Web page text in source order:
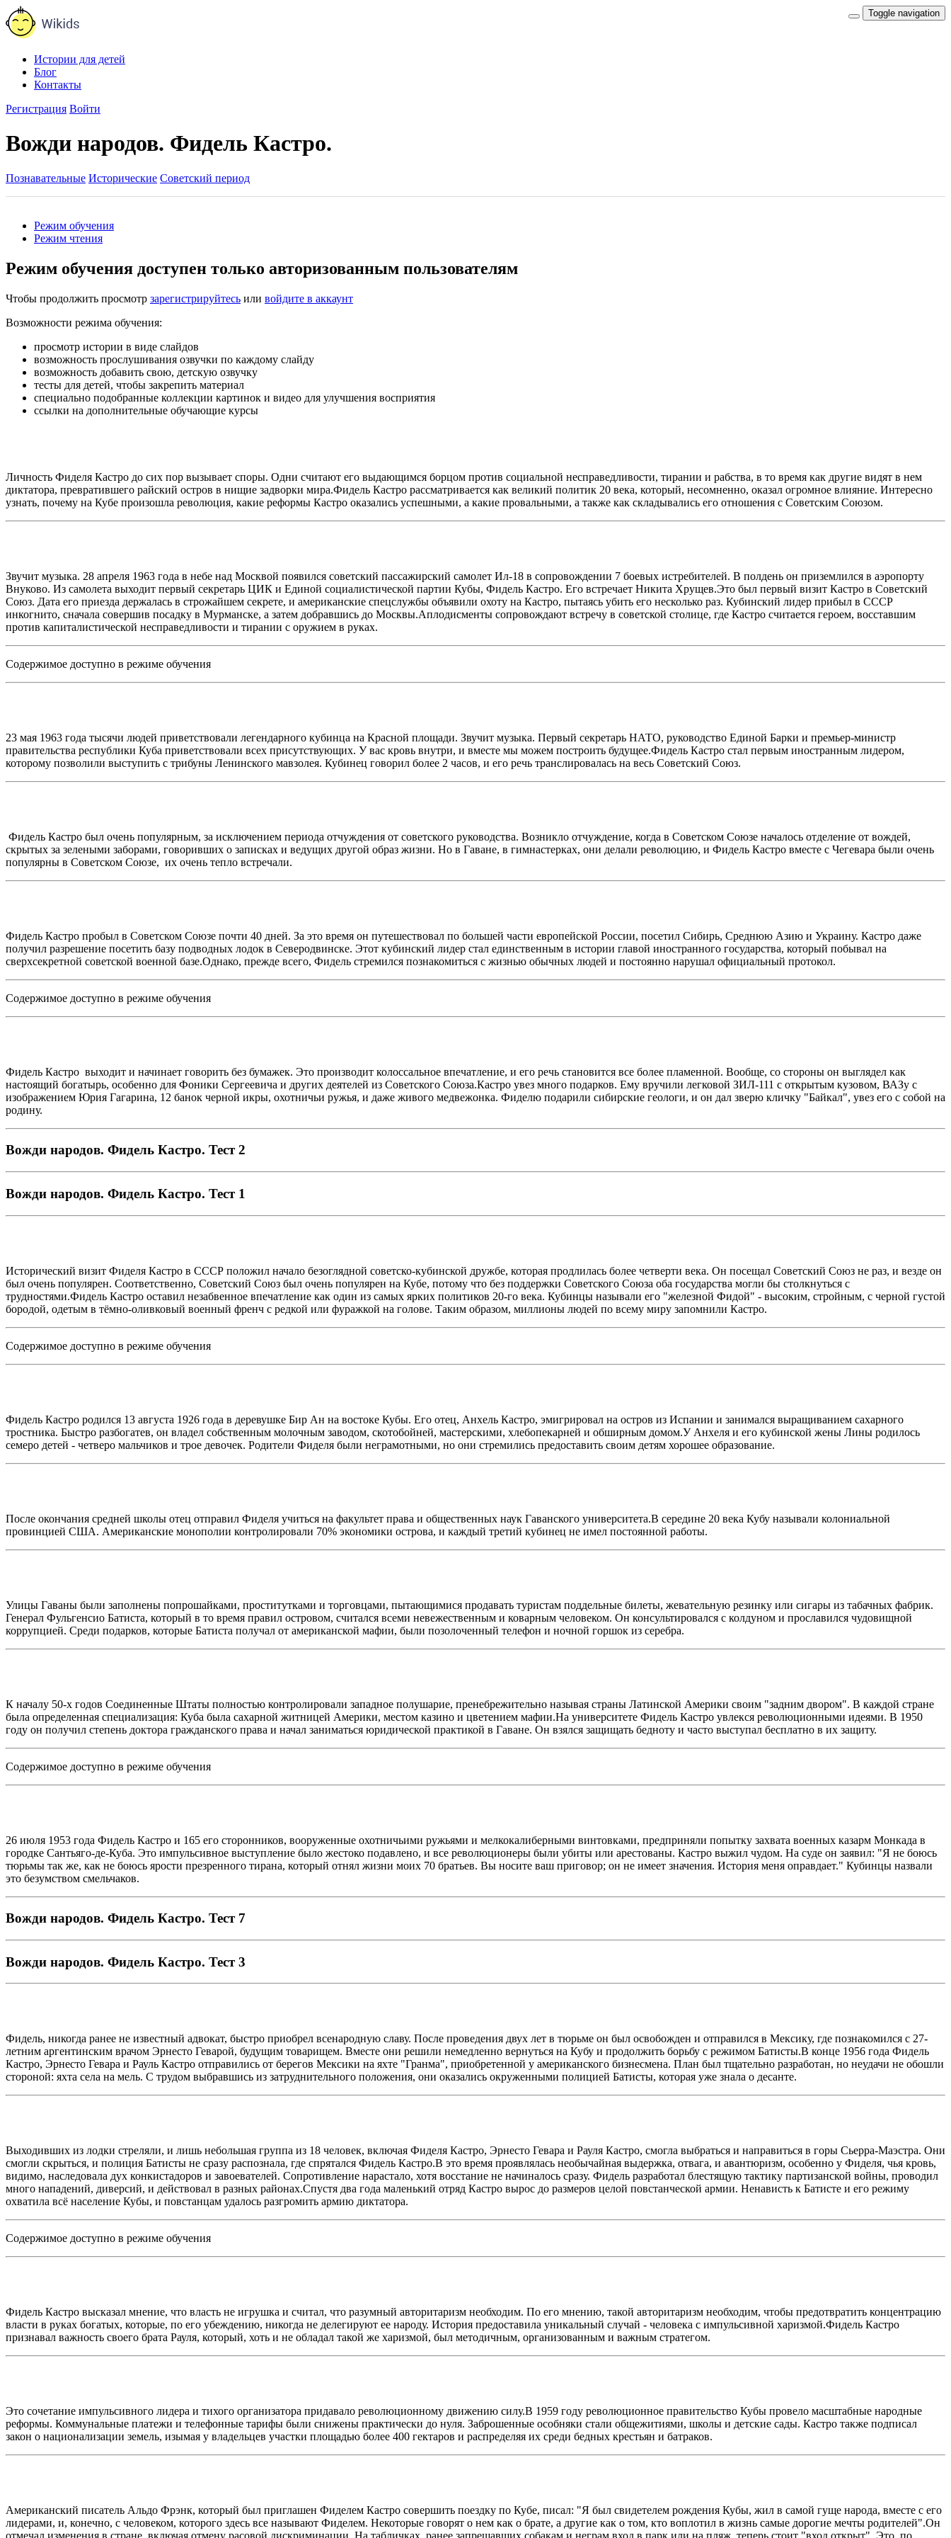
Toggle navigation
Истории для детей
Блог
Контакты
Регистрация Войти
Вожди народов. Фидель Кастро.
Познавательные Исторические Советский период
Режим обучения
Режим чтения
Режим обучения доступен только авторизованным пользователям
Чтобы продолжить просмотр зарегистрируйтесь или войдите в аккаунт
Возможности режима обучения:
просмотр истории в виде слайдов
возможность прослушивания озвучки по каждому слайду
возможность добавить свою, детскую озвучку
тесты для детей, чтобы закрепить материал
специально подобранные коллекции картинок и видео для улучшения восприятия
ссылки на дополнительные обучающие курсы
Личность Фиделя Кастро до сих пор вызывает споры. Одни считают его выдающимся борцом против социальной несправедливости, тирании и рабства, в то время как другие видят в нем
диктатора, превратившего райский остров в нищие задворки мира.Фидель Кастро рассматривается как великий политик 20 века, который, несомненно, оказал огромное влияние. Интересно
узнать, почему на Кубе произошла революция, какие реформы Кастро оказались успешными, а какие провальными, а также как складывались его отношения с Советским Союзом.
Звучит музыка. 28 апреля 1963 года в небе над Москвой появился советский пассажирский самолет Ил-18 в сопровождении 7 боевых истребителей. В полдень он приземлился в аэропорту
Внуково. Из самолета выходит первый секретарь ЦИК и Единой социалистической партии Кубы, Фидель Кастро. Его встречает Никита Хрущев.Это был первый визит Кастро в Советский
Союз. Дата его приезда держалась в строжайшем секрете, и американские спецслужбы объявили охоту на Кастро, пытаясь убить его несколько раз. Кубинский лидер прибыл в СССР
инкогнито, сначала совершив посадку в Мурманске, а затем добравшись до Москвы.Аплодисменты сопровождают встречу в советской столице, где Кастро считается героем, восставшим
против капиталистической несправедливости и тирании с оружием в руках.
Содержимое доступно в режиме обучения
23 мая 1963 года тысячи людей приветствовали легендарного кубинца на Красной площади. Звучит музыка. Первый секретарь НАТО, руководство Единой Барки и премьер-министр
правительства республики Куба приветствовали всех присутствующих. У вас кровь внутри, и вместе мы можем построить будущее.Фидель Кастро стал первым иностранным лидером,
которому позволили выступить с трибуны Ленинского мавзолея. Кубинец говорил более 2 часов, и его речь транслировалась на весь Советский Союз.
Фидель Кастро был очень популярным, за исключением периода отчуждения от советского руководства. Возникло отчуждение, когда в Советском Союзе началось отделение от вождей,
скрытых за зелеными заборами, говоривших о записках и ведущих другой образ жизни. Но в Гаване, в гимнастерках, они делали революцию, и Фидель Кастро вместе с Чегевара были очень
популярны в Советском Союзе, их очень тепло встречали.
Фидель Кастро пробыл в Советском Союзе почти 40 дней. За это время он путешествовал по большей части европейской России, посетил Сибирь, Среднюю Азию и Украину. Кастро даже
получил разрешение посетить базу подводных лодок в Северодвинске. Этот кубинский лидер стал единственным в истории главой иностранного государства, который побывал на
сверхсекретной советской военной базе.Однако, прежде всего, Фидель стремился познакомиться с жизнью обычных людей и постоянно нарушал официальный протокол.
Содержимое доступно в режиме обучения
Фидель Кастро выходит и начинает говорить без бумажек. Это производит колоссальное впечатление, и его речь становится все более пламенной. Вообще, со стороны он выглядел как
настоящий богатырь, особенно для Фоники Сергеевича и других деятелей из Советского Союза.Кастро увез много подарков. Ему вручили легковой ЗИЛ-111 с открытым кузовом, ВАЗу с
изображением Юрия Гагарина, 12 банок черной икры, охотничьи ружья, и даже живого медвежонка. Фиделю подарили сибирские геологи, и он дал зверю кличку "Байкал", увез его с собой на
родину.
Вожди народов. Фидель Кастро. Тест 2
Вожди народов. Фидель Кастро. Тест 1
Исторический визит Фиделя Кастро в СССР положил начало безоглядной советско-кубинской дружбе, которая продлилась более четверти века. Он посещал Советский Союз не раз, и везде он
был очень популярен. Соответственно, Советский Союз был очень популярен на Кубе, потому что без поддержки Советского Союза оба государства могли бы столкнуться с
трудностями.Фидель Кастро оставил незабвенное впечатление как один из самых ярких политиков 20-го века. Кубинцы называли его "железной Фидой" - высоким, стройным, с черной густой
бородой, одетым в тёмно-оливковый военный френч с редкой или фуражкой на голове. Таким образом, миллионы людей по всему миру запомнили Кастро.
Содержимое доступно в режиме обучения
Фидель Кастро родился 13 августа 1926 года в деревушке Бир Ан на востоке Кубы. Его отец, Анхель Кастро, эмигрировал на остров из Испании и занимался выращиванием сахарного
тростника. Быстро разбогатев, он владел собственным молочным заводом, скотобойней, мастерскими, хлебопекарней и обширным домом.У Анхеля и его кубинской жены Лины родилось
семеро детей - четверо мальчиков и трое девочек. Родители Фиделя были неграмотными, но они стремились предоставить своим детям хорошее образование.
После окончания средней школы отец отправил Фиделя учиться на факультет права и общественных наук Гаванского университета.В середине 20 века Кубу называли колониальной
провинцией США. Американские монополии контролировали 70% экономики острова, и каждый третий кубинец не имел постоянной работы.
Улицы Гаваны были заполнены попрошайками, проститутками и торговцами, пытающимися продавать туристам поддельные билеты, жевательную резинку или сигары из табачных фабрик.
Генерал Фульгенсио Батиста, который в то время правил островом, считался всеми невежественным и коварным человеком. Он консультировался с колдуном и прославился чудовищной
коррупцией. Среди подарков, которые Батиста получал от американской мафии, были позолоченный телефон и ночной горшок из серебра.
К началу 50-х годов Соединенные Штаты полностью контролировали западное полушарие, пренебрежительно называя страны Латинской Америки своим "задним двором". В каждой стране
была определенная специализация: Куба была сахарной житницей Америки, местом казино и цветением мафии.На университете Фидель Кастро увлекся революционными идеями. В 1950
году он получил степень доктора гражданского права и начал заниматься юридической практикой в Гаване. Он взялся защищать бедноту и часто выступал бесплатно в их защиту.
Содержимое доступно в режиме обучения
26 июля 1953 года Фидель Кастро и 165 его сторонников, вооруженные охотничьими ружьями и мелкокалиберными винтовками, предприняли попытку захвата военных казарм Монкада в
городке Сантьяго-де-Куба. Это импульсивное выступление было жестоко подавлено, и все революционеры были убиты или арестованы. Кастро выжил чудом. На суде он заявил: "Я не боюсь
тюрьмы так же, как не боюсь ярости презренного тирана, который отнял жизни моих 70 братьев. Вы носите ваш приговор; он не имеет значения. История меня оправдает." Кубинцы назвали
это безумством смельчаков.
Вожди народов. Фидель Кастро. Тест 7
Вожди народов. Фидель Кастро. Тест 3
Фидель, никогда ранее не известный адвокат, быстро приобрел всенародную славу. После проведения двух лет в тюрьме он был освобожден и отправился в Мексику, где познакомился с 27-
летним аргентинским врачом Эрнесто Геварой, будущим товарищем. Вместе они решили немедленно вернуться на Кубу и продолжить борьбу с режимом Батисты.В конце 1956 года Фидель
Кастро, Эрнесто Гевара и Рауль Кастро отправились от берегов Мексики на яхте "Гранма", приобретенной у американского бизнесмена. План был тщательно разработан, но неудачи не обошли
стороной: яхта села на мель. С трудом выбравшись из затруднительного положения, они оказались окруженными полицией Батисты, которая уже знала о десанте.
Выходивших из лодки стреляли, и лишь небольшая группа из 18 человек, включая Фиделя Кастро, Эрнесто Гевара и Рауля Кастро, смогла выбраться и направиться в горы Сьерра-Маэстра. Они
смогли скрыться, и полиция Батисты не сразу распознала, где спрятался Фидель Кастро.В это время проявлялась необычайная выдержка, отвага, и авантюризм, особенно у Фиделя, чья кровь,
видимо, наследовала дух конкистадоров и завоевателей. Сопротивление нарастало, хотя восстание не начиналось сразу. Фидель разработал блестящую тактику партизанской войны, проводил
много нападений, диверсий, и действовал в разных районах.Спустя два года маленький отряд Кастро вырос до размеров целой повстанческой армии. Ненависть к Батисте и его режиму
охватила всё население Кубы, и повстанцам удалось разгромить армию диктатора.
Содержимое доступно в режиме обучения
Фидель Кастро высказал мнение, что власть не игрушка и считал, что разумный авторитаризм необходим. По его мнению, такой авторитаризм необходим, чтобы предотвратить концентрацию
власти в руках богатых, которые, по его убеждению, никогда не делегируют ее народу. История предоставила уникальный случай - человека с импульсивной харизмой.Фидель Кастро
признавал важность своего брата Рауля, который, хоть и не обладал такой же харизмой, был методичным, организованным и важным стратегом.
Это сочетание импульсивного лидера и тихого организатора придавало революционному движению силу.В 1959 году революционное правительство Кубы провело масштабные народные
реформы. Коммунальные платежи и телефонные тарифы были снижены практически до нуля. Заброшенные особняки стали общежитиями, школы и детские сады. Кастро также подписал
закон о национализации земель, изымая у владельцев участки площадью более 400 гектаров и распределяя их среди бедных крестьян и батраков.
Американский писатель Альдо Фрэнк, который был приглашен Фиделем Кастро совершить поездку по Кубе, писал: "Я был свидетелем рождения Кубы, жил в самой гуще народа, вместе с его
лидерами, и, конечно, с человеком, которого здесь все называют Фиделем. Некоторые говорят о нем как о брате, а другие как о том, кто воплотил в жизнь самые дорогие мечты родителей".Он